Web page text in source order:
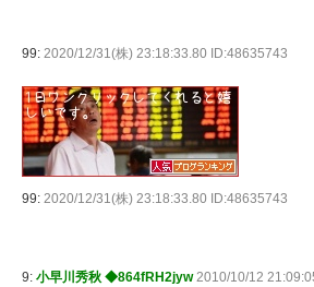
99: 2020/12/31(株) 23:18:33.80 ID:48635743
99: 2020/12/31(株) 23:18:33.80 ID:48635743
9: 小早川秀秋 ◆864fRH2jyw2010/10/12